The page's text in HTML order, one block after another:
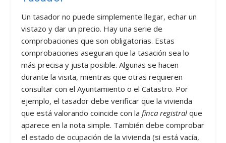
Un tasador no puede simplemente llegar, echar un
vistazo y dar un precio. Hay una serie de
comprobaciones que son obligatorias. Estas
comprobaciones aseguran que la tasación sea lo
más precisa y justa posible. Algunas se hacen
durante la visita, mientras que otras requieren
consultar con el Ayuntamiento o el Catastro. Por
ejemplo, el tasador debe verificar que la vivienda
que está valorando coincide con lafinca registral que
aparece en la nota simple. También debe comprobar
el estado de ocupación de la vivienda (si está vacía,